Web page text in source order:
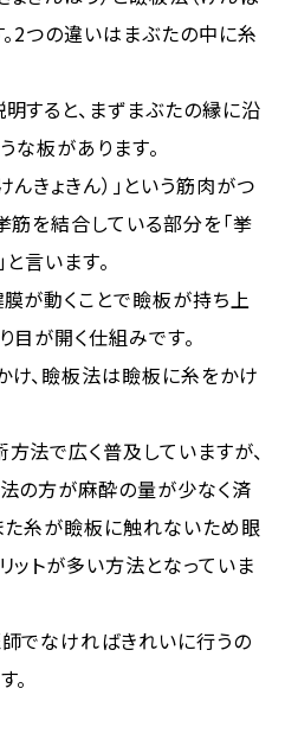
2つの違いはまぶたの中に糸
すると、まずまぶたの縁に沿
な板があります。
きょきん）」という筋肉がつ
筋を結合している部分を「挙
と言います。
が動くことで瞼板が持ち上
目が開く仕組みです。
、瞼板法は瞼板に糸をかけ
法で広く普及していますが、
の方が麻酔の量が少なく済
た糸が瞼板に触れないため眼
ットが多い方法となっていま
でなければきれいに行うの
。